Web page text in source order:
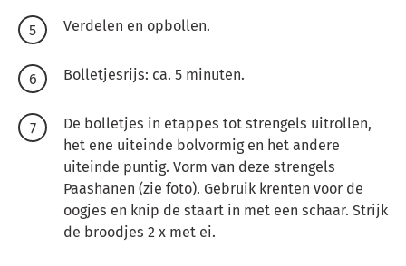
Verdelen en opbollen.
Bolletjesrijs: ca. 5 minuten.
De bolletjes in etappes tot strengels uitrollen,
het ene uiteinde bolvormig en het andere
uiteinde puntig. Vorm van deze strengels
Paashanen (zie foto). Gebruik krenten voor de
oogjes en knip de staart in met een schaar. Strijk
de broodjes 2 x met ei.